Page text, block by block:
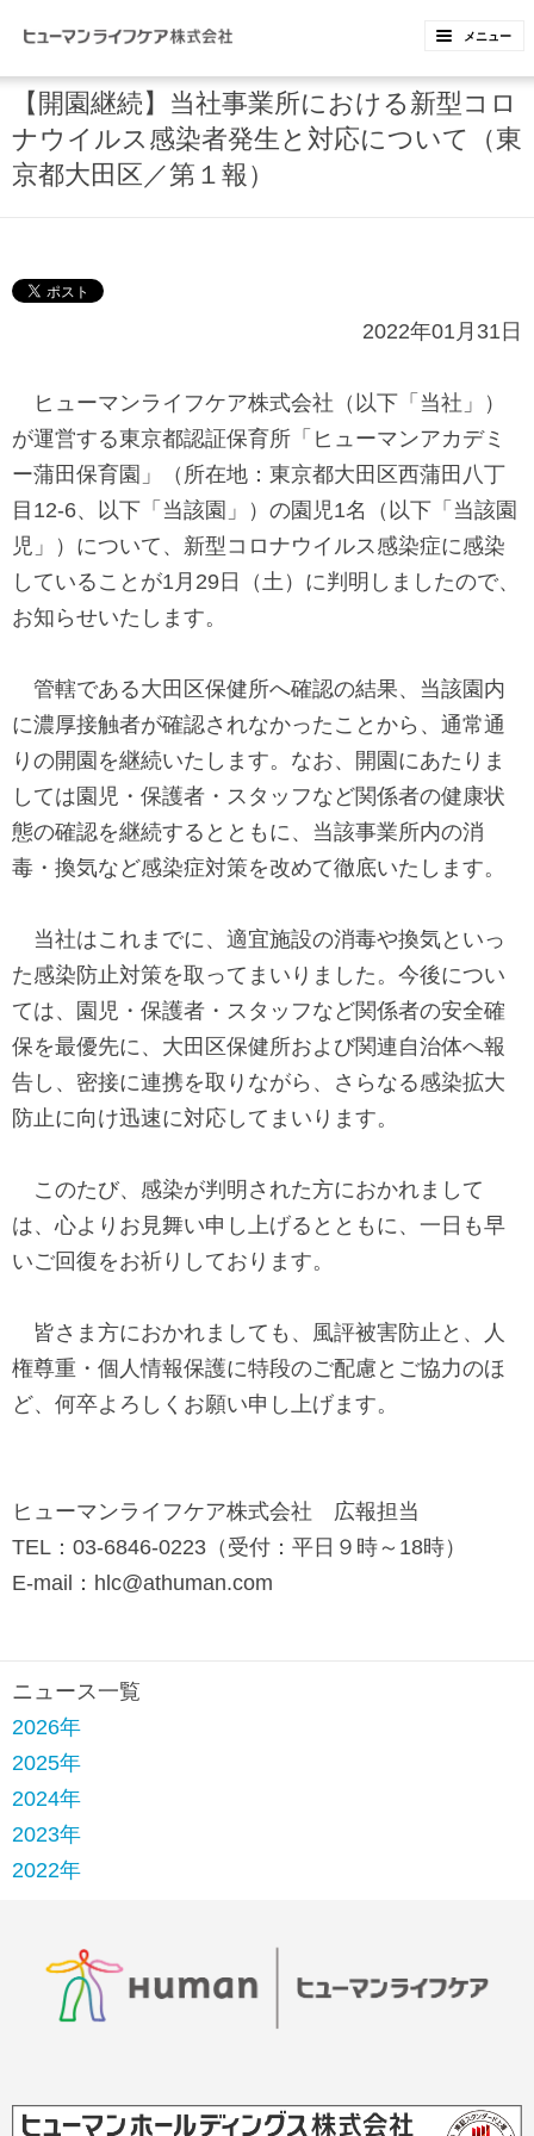
を
る
リ
ク
で
す
サ
内
共
通
メ
ニ
に
移
動
し
ま
ー
ジ
に
移
ま
す
フ
ー
情
報
に
移
動
メニュー
【開園継続】当社事業所における新型コロ
ナウイルス感染者発生と対応について（東
京都大田区／第１報）
2022年01月31日
ヒューマンライフケア株式会社（以下「当社」）
が運営する東京都認証保育所「ヒューマンアカデミ
ー蒲田保育園」（所在地：東京都大田区西蒲田八丁
目 12-6、以下「当該園」）の園児1名（以下「当該園
児」）について、新型コロナウイルス感染症に感染
していることが1月 29 日（土）に判明しましたので、
お知らせいたします。
管轄である大田区保健所へ確認の結果、当該園内
に濃厚接触者が確認されなかったことから、通常通
りの開園を継続いたします。なお、開園にあたりま
しては園児・保護者・スタッフなど関係者の健康状
態の確認を継続するとともに、当該事業所内の消
毒・換気など感染症対策を改めて徹底いたします。
当社はこれまでに、適宜施設の消毒や換気といっ
た感染防止対策を取ってまいりました。今後につい
ては、園児・保護者・スタッフなど関係者の安全確
保を最優先に、大田区保健所および関連自治体へ報
告し、密接に連携を取りながら、さらなる感染拡大
防止に向け迅速に対応してまいります。
このたび、感染が判明された方におかれまして
は、心よりお見舞い申し上げるとともに、一日も早
いご回復をお祈りしております。
皆さま方におかれましても、風評被害防止と、人
権尊重・個人情報保護に特段のご配慮とご協力のほ
ど、何卒よろしくお願い申し上げます。
ヒューマンライフケア株式会社 広報担当
TEL ： 03-6846-0223 （受付：平日９時～ 18時）
E-mail
： hlc@athuman.com
ニュース一覧
2026年
2025年
2024年
2023年
2022年
終
す
ー
報
に
戻
り
ペ
ー
ジ
の
先
戻
り
ま
す